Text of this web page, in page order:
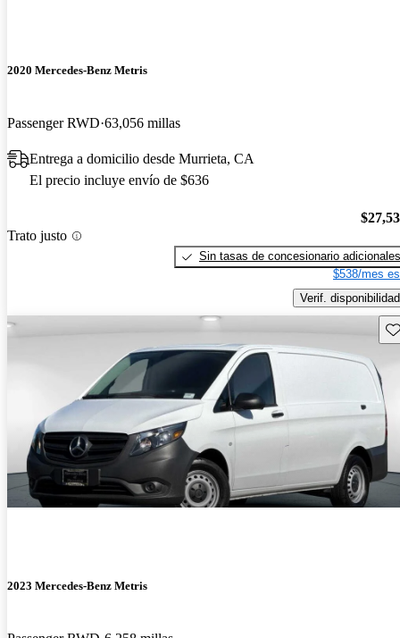
2020 Mercedes-Benz Metris
Passenger RWD 63,056 millas
Entrega a domicilio desde Murrieta, CA
El precio incluye envío de $636
Trato justo
Sin tasas de concesionario adicionales
$538/mes
Verif. disponibilidad
2023 Mercedes-Benz Metris